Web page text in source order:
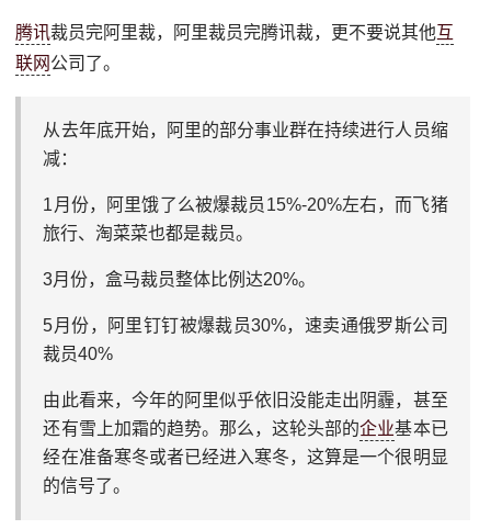
腾讯裁员完阿里裁，阿里裁员完腾讯裁，更不要说其他互
联网 公司了。
从去年底开始，阿里的部分事业群在持续进行人员缩
减：
1月份，阿里饿了么被爆裁员15%-20%左右，而飞猪
旅行、淘菜菜也都是裁员。
3月份，盒马裁员整体比例达20%。
5月份，阿里钉钉被爆裁员30%，速卖通俄罗斯公司
裁员40%
由此看来，今年的阿里似乎依旧没能走出阴霾，甚至
还有雪上加霜的趋势。那么，这轮头部的企业基本已
经在准备寒冬或者已经进入寒冬，这算是一个很明显
的信号了。